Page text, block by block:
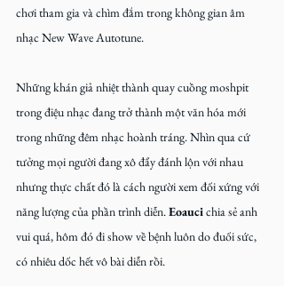
chơi tham gia và chìm đắm trong không gian âm
nhạc New Wave Autotune.
Những khán giả nhiệt thành quay cuồng moshpit
trong điệu nhạc đang trở thành một văn hóa mới
trong những đêm nhạc hoành tráng. Nhìn qua cứ
tưởng mọi người đang xô đẩy đánh lộn với nhau
nhưng thực chất đó là cách người xem đối xứng với
năng lượng của phần trình diễn. Eoauci chia sẻ anh
vui quá, hôm đó đi show về bệnh luôn do đuối sức,
có nhiêu dốc hết vô bài diễn rồi.